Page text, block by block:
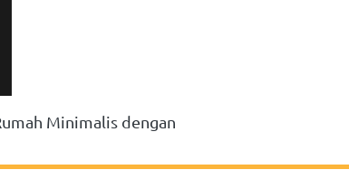
Minimalis dengan